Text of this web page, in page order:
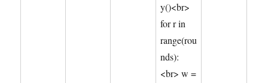
y()<br>
for r in
range(rou
nds):
<br> w =